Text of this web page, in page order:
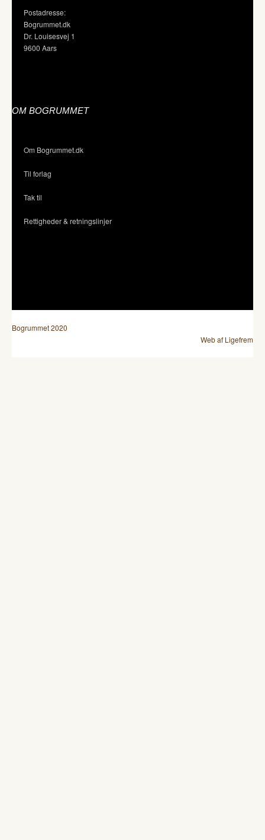
Postadresse:
Bogrummet.dk
Dr. Louisesvej 1
9600 Aars
OM BOGRUMMET
Om Bogrummet.dk
Til forlag
Tak til
Rettigheder & retningslinjer
Bogrummet 2020
Web af Ligefrem